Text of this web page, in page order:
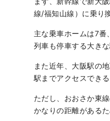
線/福知山線）に乗り
主な乗車ホームは7
列車も停車する大き
また近年、大阪駅の
駅までアクセスでき
ただし、おおさか東
かなりの距離があるた